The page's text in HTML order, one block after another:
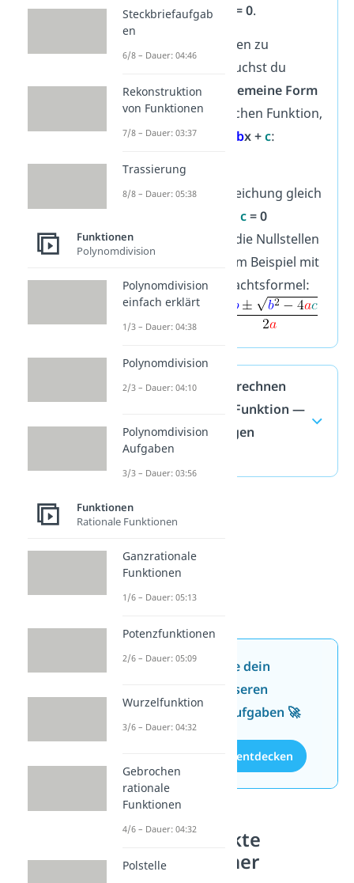
ax +bx + = 0.
Um die Nullstellen zu
berechnen, brauchst du
deshalb die
allgemeine Form
einer quadratischen Funktion,
alsof(x) = bx +c:
Setze die
Funktionsgleichung gleich
x +c= 0
Du erhältst die Nullstellen
zum Beispiel mit
der Mitternachtsformel:
Nullstellen berechnen
quadratische Funktion —
häufigste Fragen
(ausklappen)
Jetzt neu: Teste dein
Wissen mit unseren
kostenlosen Aufgaben 🚀
Aufgaben entdecken
Schnittpunkte
quadratischer
Steckbriefaufgab
en
6/8 – Dauer: 04:46
Rekonstruktion
von Funktionen
7/8 – Dauer: 03:37
Trassierung
8/8 – Dauer: 05:38
Funktionen
Polynomdivision
Polynomdivision
einfach erklärt
1/3 – Dauer: 04:38
Polynomdivision
2/3 – Dauer: 04:10
Polynomdivision
Aufgaben
3/3 – Dauer: 03:56
Funktionen
Rationale Funktionen
Ganzrationale
Funktionen
1/6 – Dauer: 05:13
Potenzfunktionen
2/6 – Dauer: 05:09
Wurzelfunktion
3/6 – Dauer: 04:32
Gebrochen
rationale
Funktionen
4/6 – Dauer: 04:32
Polstelle